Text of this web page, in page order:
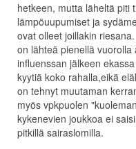
hetkeen, mutta läheltä piti
lämpöuupumiset ja
ovat olleet joillakin
on lähteä pienellä
influenssan jälkeen
kyytiä koko rahalla,eikä
on tehnyt muutaman
myös vpkpuolen
kykenevien joukkoa ei
pitkillä sairaslomilla.